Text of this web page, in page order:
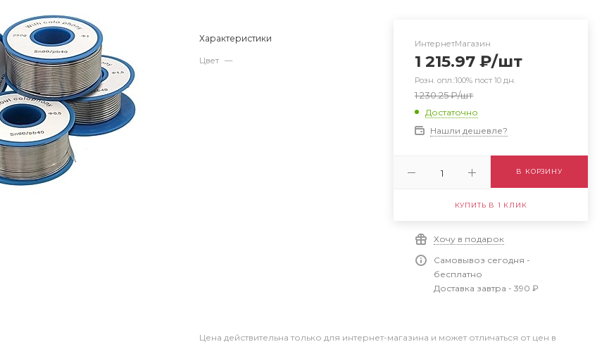
Характеристики
Цвет —
ИнтернетМагазин
1 215.97 ₽/шт
Розн. опл.:100% пост 10 дн.
1 230.25₽/шт
Достаточно
Нашли дешевле?
В КОРЗИНУ
КУПИТЬ В 1 КЛИК
Хочу в подарок
Самовывоз сегодня -
бесплатно
Доставка завтра - 390 ₽
Цена действительна только для интернет-магазина и может отличаться от цен в